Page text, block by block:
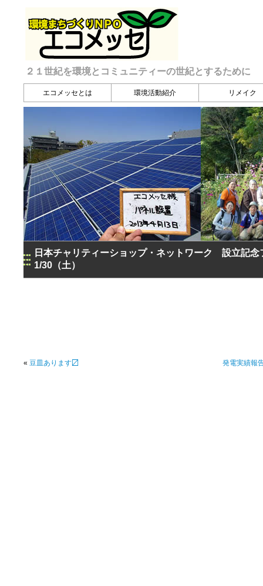
２１世紀を環境とコミュニティーの世紀とするために
エコメッセとは 環境活動紹介 リメイク
日本チャリティーショップ・ネットワーク 設立記
1/30（土）
« 豆皿あります〼 発電実績報